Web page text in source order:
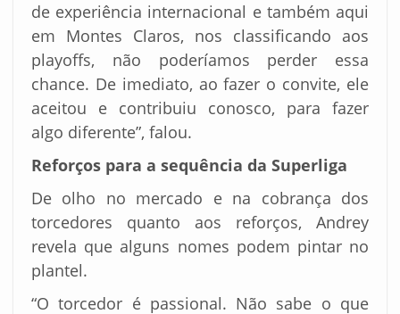
de experiência internacional e também aqui
em Montes Claros, nos classificando aos
playoffs, não poderíamos perder essa
chance. De imediato, ao fazer o convite, ele
aceitou e contribuiu conosco, para fazer
algo diferente”, falou.
Reforços para a sequência da Superliga
De olho no mercado e na cobrança dos
torcedores quanto aos reforços, Andrey
revela que alguns nomes podem pintar no
plantel.
“O torcedor é passional. Não sabe o que